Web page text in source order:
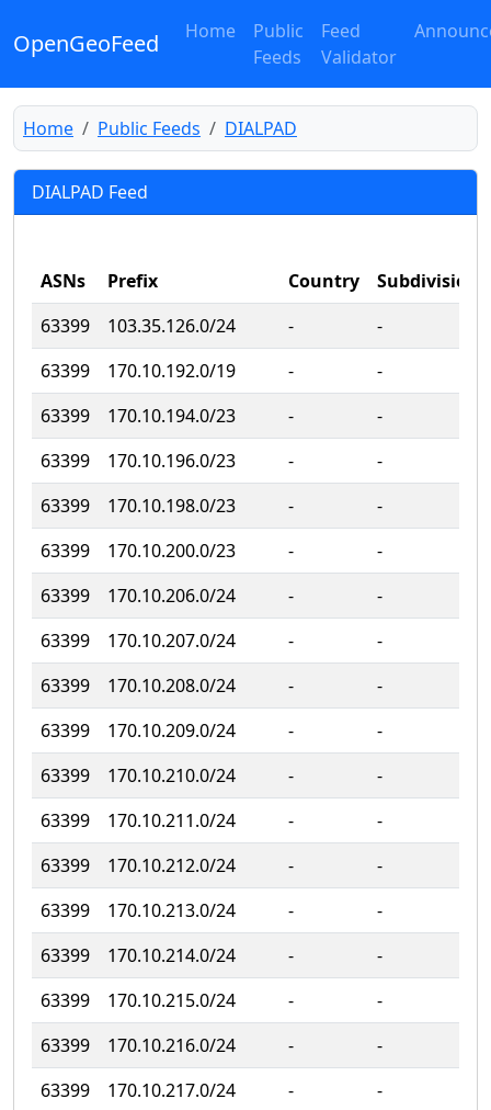
OpenGeoFeed Home
Public
Feeds
Feed
Validator
Home Public Feeds DIALPAD
DIALPAD Feed
ASNs Prefix Country
Subdivision
63399
103.35.126.0/24 ‐
‐
63399
170.10.192.0/19 ‐
‐
63399
170.10.194.0/23 ‐
‐
63399
170.10.196.0/23 ‐
‐
63399
170.10.198.0/23 ‐
‐
63399
170.10.200.0/23 ‐
‐
63399
170.10.206.0/24 ‐
‐
63399
170.10.207.0/24 ‐
‐
63399
170.10.208.0/24 ‐
‐
63399
170.10.209.0/24 ‐
‐
63399
170.10.210.0/24 ‐
‐
63399
170.10.211.0/24 ‐
‐
63399
170.10.212.0/24 ‐
‐
63399
170.10.213.0/24 ‐
‐
63399
170.10.214.0/24 ‐
‐
63399
170.10.215.0/24 ‐
‐
63399
170.10.216.0/24 ‐
‐
63399
170.10.217.0/24 ‐
‐